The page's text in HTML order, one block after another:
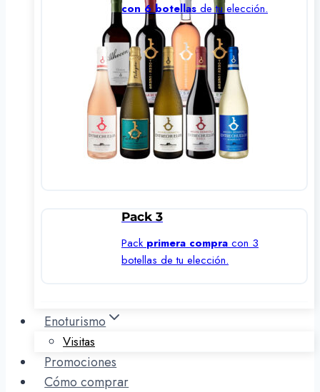
con 6 botellas de tu elección.
Pack 3
Pack primera compra con 3
botellas de tu elección.
Enoturismo
Visitas
Promociones
Cómo comprar